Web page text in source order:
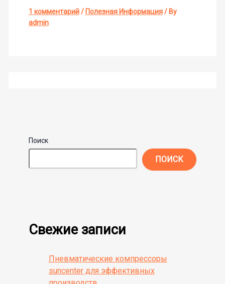
1 комментарий / Полезная Информация/ By
admin
Поиск
ПОИСК
Свежие записи
Пневматические компрессоры
suncenter для эффективных